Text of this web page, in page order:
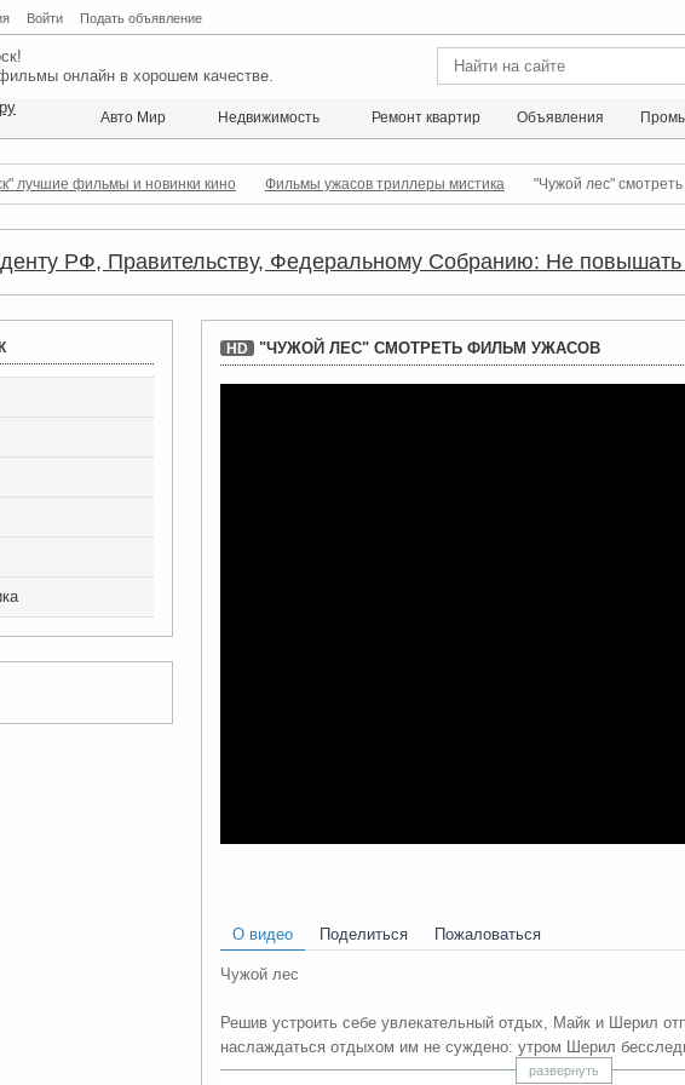
Войти Подать объявление
онлайн в хорошем качестве.
Авто Мир Недвижимость Ремонт квартир Объявления
лучшие фильмы и новинки кино Фильмы ужасов триллеры мистика "Чужой лес"
РФ, Правительству, Федеральному Собранию: Не повышать
HD "ЧУЖОЙ ЛЕС" СМОТРЕТЬ ФИЛЬМ УЖАСОВ
О видео
Поделиться Пожаловаться
Чужой лес
Решив устроить себе увлекательный отдых, Майк и Шерил
наслаждаться отдыхом им не суждено: утром Шерил
любимую, Майк отправляется вглубь леса, где прекрасная
развернуть